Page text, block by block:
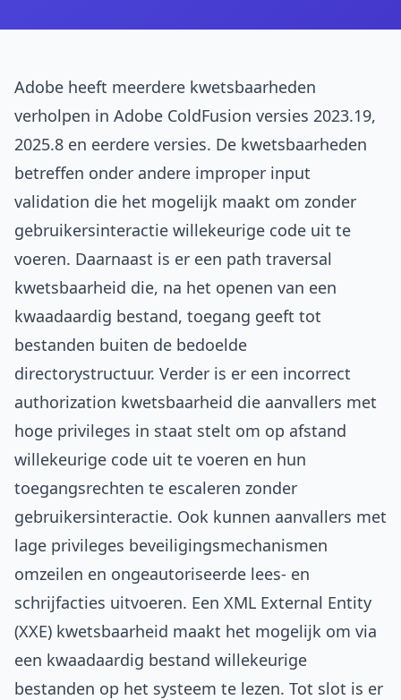
Adobe heeft meerdere kwetsbaarheden
verholpen in Adobe ColdFusion versies 2023.19,
2025.8 en eerdere versies. De kwetsbaarheden
betreffen onder andere improper input
validation die het mogelijk maakt om zonder
gebruikersinteractie willekeurige code uit te
voeren. Daarnaast is er een path traversal
kwetsbaarheid die, na het openen van een
kwaadaardig bestand, toegang geeft tot
bestanden buiten de bedoelde
directorystructuur. Verder is er een incorrect
authorization kwetsbaarheid die aanvallers met
hoge privileges in staat stelt om op afstand
willekeurige code uit te voeren en hun
toegangsrechten te escaleren zonder
gebruikersinteractie. Ook kunnen aanvallers met
lage privileges beveiligingsmechanismen
omzeilen en ongeautoriseerde lees- en
schrijfacties uitvoeren. Een XML External Entity
(XXE) kwetsbaarheid maakt het mogelijk om via
een kwaadaardig bestand willekeurige
bestanden op het systeem te lezen. Tot slot is er